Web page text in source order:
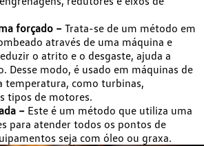
forçado – Trata-se de um método em
através de uma máquina e
o atrito e o desgaste, ajuda a
Desse modo, é usado em máquinas de
temperatura, como turbinas,
tipos de motores.
– Este é um método que utiliza uma
para atender todos os pontos de
seja com óleo ou graxa.